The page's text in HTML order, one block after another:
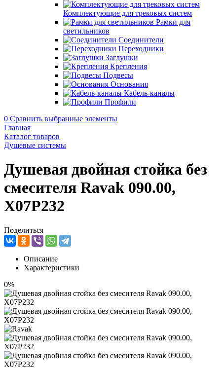
Комплектующие для трековых систем
Рамки для
светильников
Соединители
Переходники
Заглушки
Крепления
Подвесы
Основания
Кабель-каналы
Профили
0 Сравнить выбранные элементы
Главная
Каталог товаров
Душевые системы
Душевая двойная стойка без
смесителя Ravak 090.00,
X07P232
Поделиться
Описание
Характеристики
0%